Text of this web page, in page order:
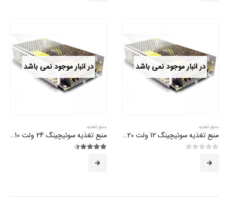
در انبار موجود نمی باشد
منبع تغذیه
منبع تغذیه سوئیچینگ 12 ولت 20 آمپر
در انبار موجود نمی باشد
منبع تغذیه
منبع تغذیه سوئیچینگ 24 ولت 10 آمپر